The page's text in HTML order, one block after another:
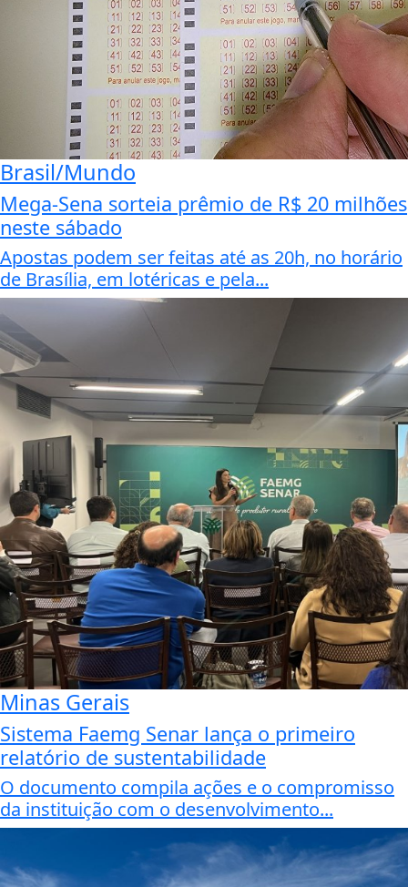
Brasil/Mundo
Mega-Sena sorteia prêmio de R$ 20 milhões
neste sábado
Apostas podem ser feitas até as 20h, no horário
de Brasília, em lotéricas e pela...
Minas Gerais
Sistema Faemg Senar lança o primeiro
relatório de sustentabilidade
O documento compila ações e o compromisso
da instituição com o desenvolvimento...